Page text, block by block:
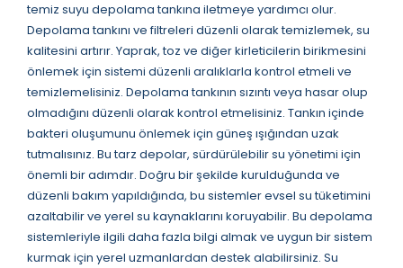
temiz suyu depolama tankına iletmeye yardımcı olur.
Depolama tankını ve filtreleri düzenli olarak temizlemek, su
kalitesini artırır. Yaprak, toz ve diğer kirleticilerin birikmesini
önlemek için sistemi düzenli aralıklarla kontrol etmeli ve
temizlemelisiniz. Depolama tankının sızıntı veya hasar olup
olmadığını düzenli olarak kontrol etmelisiniz. Tankın içinde
bakteri oluşumunu önlemek için güneş ışığından uzak
tutmalısınız. Bu tarz depolar, sürdürülebilir su yönetimi için
önemli bir adımdır. Doğru bir şekilde kurulduğunda ve
düzenli bakım yapıldığında, bu sistemler evsel su tüketimini
azaltabilir ve yerel su kaynaklarını koruyabilir. Bu depolama
sistemleriyle ilgili daha fazla bilgi almak ve uygun bir sistem
kurmak için yerel uzmanlardan destek alabilirsiniz. Su